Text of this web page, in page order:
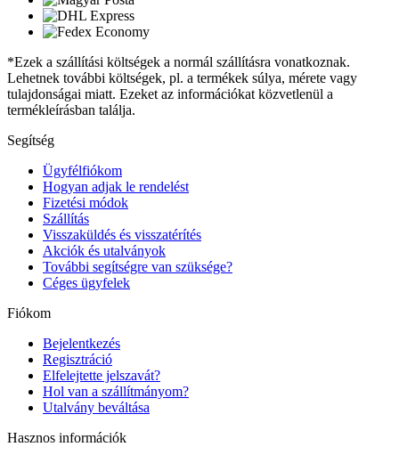
*Ezek a szállítási költségek a normál szállításra vonatkoznak.
Lehetnek további költségek, pl. a termékek súlya, mérete vagy
tulajdonságai miatt. Ezeket az információkat közvetlenül a
termékleírásban találja.
Segítség
Ügyfélfiókom
Hogyan adjak le rendelést
Fizetési módok
Szállítás
Visszaküldés és visszatérítés
Akciók és utalványok
További segítségre van szüksége?
Céges ügyfelek
Fiókom
Bejelentkezés
Regisztráció
Elfelejtette jelszavát?
Hol van a szállítmányom?
Utalvány beváltása
Hasznos információk